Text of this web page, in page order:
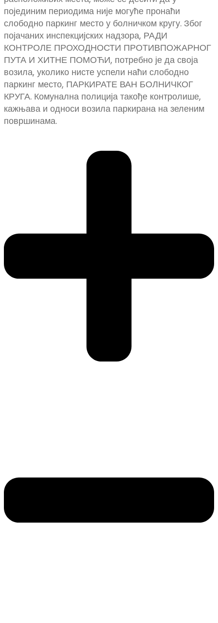
појединим периодима није могуће пронаћи
слободно паркинг место у болничком кругу. Због
појачаних инспекцијских надзора, РАДИ
КОНТРОЛЕ ПРОХОДНОСТИ ПРОТИВПОЖАРНОГ
ПУТА И ХИТНЕ ПОМОЋИ, потребно је да своја
возила, уколико нисте успели наћи слободно
паркинг место, ПАРКИРАТЕ ВАН БОЛНИЧКОГ
КРУГА. Комунална полиција такође контролише,
кажњава и односи возила паркирана на зеленим
површинама.